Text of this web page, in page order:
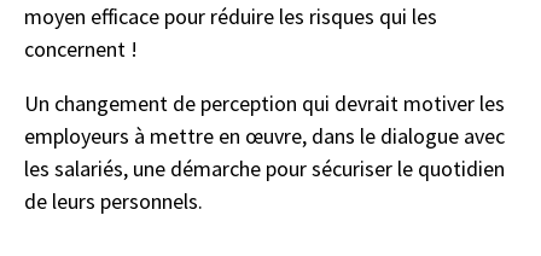
moyen efficace pour réduire les risques qui les
concernent !
Un changement de perception qui devrait motiver les
employeurs à mettre en œuvre, dans le dialogue avec
les salariés, une démarche pour sécuriser le quotidien
de leurs personnels.